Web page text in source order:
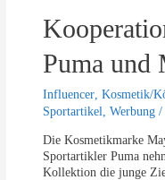
n
F
n
t
e
w
e
u
n
g
e
c
h
m
i
n
Puma und
Influencer ,Kosmetik/
Sportartikel
,Werbung /
Die Kosmetikmarke
Sportartikler Puma
Kollektion die junge